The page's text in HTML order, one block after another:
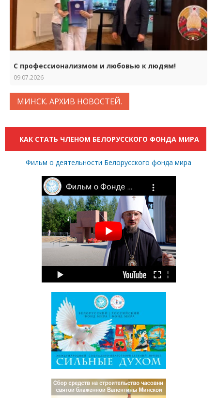
С профессионализмом и любовью к людям!
09.07.2026
МИНСК. АРХИВ НОВОСТЕЙ.
КАК СТАТЬ ЧЛЕНОМ БЕЛОРУССКОГО ФОНДА МИРА
Фильм о деятельности Белорусского фонда мира